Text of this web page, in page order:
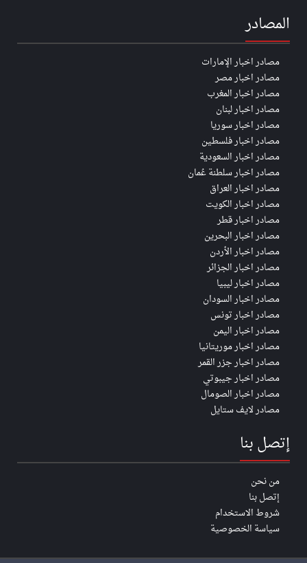
المصادر
مصادر اخبار الإمارات
مصادر اخبار مصر
مصادر اخبار المغرب
مصادر اخبار لبنان
مصادر اخبار سوريا
مصادر اخبار فلسطين
مصادر اخبار السعودية
مصادر اخبار سلطنة عُمان
مصادر اخبار العراق
مصادر اخبار الكويت
مصادر اخبار قطر
مصادر اخبار البحرين
مصادر اخبار الأردن
مصادر اخبار الجزائر
مصادر اخبار ليبيا
مصادر اخبار السودان
مصادر اخبار تونس
مصادر اخبار اليمن
مصادر اخبار موريتانيا
مصادر اخبار جزر القمر
مصادر اخبار جيبوتي
مصادر اخبار الصومال
مصادر لايف ستايل
إتصل بنا
من نحن
إتصل بنا
شروط الاستخدام
سياسة الخصوصية